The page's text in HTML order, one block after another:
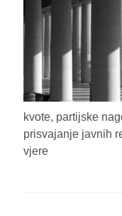
kvote, partijske
prisvajanje javnih
vjere